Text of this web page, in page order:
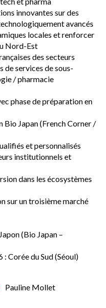
innovantes sur des
avancés
locales et renforcer
Nord-Est
des secteurs
de services de sous-
/ pharmacie
phase de préparation en
Bio Japan (French Corner /
et personnalisés
institutionnels et
dans les écosystèmes
sur un troisième marché
(Bio Japan –
Corée du Sud (Séoul)
Pauline Mollet